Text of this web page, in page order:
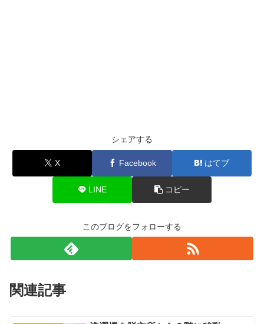
シェアする
X Facebook はてブ
LINE コピー
このブログをフォローする
関連記事